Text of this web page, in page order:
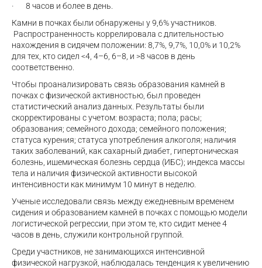
· 8 часов и более в день.
Камни в почках были обнаружены у 9,6% участников.
Распространенность коррелировала с длительностью
нахождения в сидячем положении: 8,7%, 9,7%, 10,0% и 10,2%
для тех, кто сидел <4, 4–6, 6–8, и >8 часов в день
соответственно.
Чтобы проанализировать связь образования камней в
почках с физической активностью, был проведен
статистический анализ данных. Результаты были
скорректированы с учетом: возраста; пола; расы;
образования; семейного дохода; семейного положения;
статуса курения; статуса употребления алкоголя; наличия
таких заболеваний, как сахарный диабет, гипертоническая
болезнь, ишемическая болезнь сердца (ИБС); индекса массы
тела и наличия физической активности высокой
интенсивности как минимум 10 минут в неделю.
Ученые исследовали связь между ежедневным временем
сидения и образованием камней в почках с помощью модели
логистической регрессии, при этом те, кто сидит менее 4
часов в день, служили контрольной группой.
Среди участников, не занимающихся интенсивной
физической нагрузкой, наблюдалась тенденция к увеличению